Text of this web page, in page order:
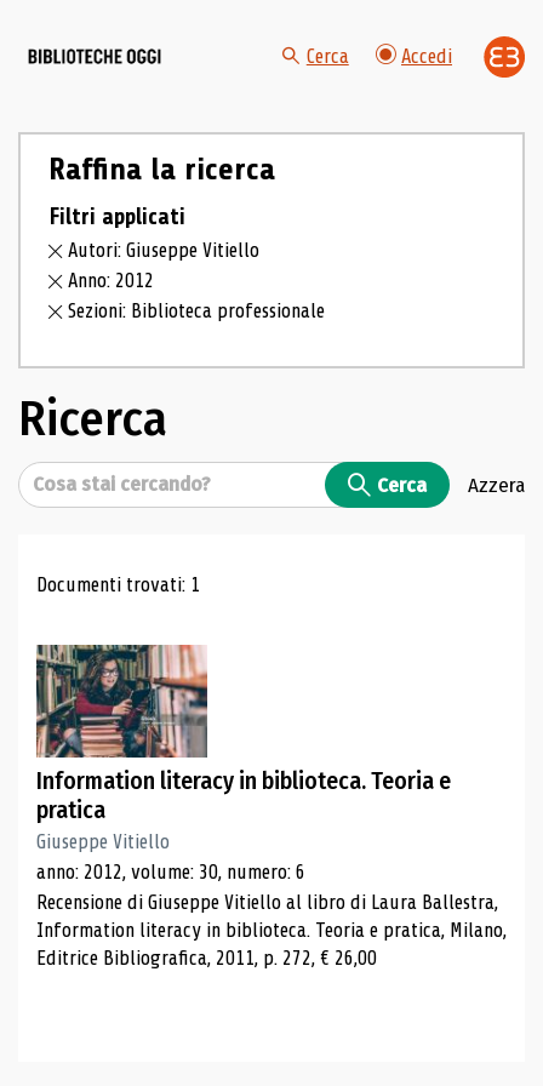
Cerca Accedi
Raffina la ricerca
Filtri applicati
Autori: Giuseppe Vitiello
Anno: 2012
Sezioni: Biblioteca professionale
Ricerca
Cerca Cerca Azzera
Risultati di ricerca
Documenti trovati: 1
Information literacy in biblioteca. Teoria e
pratica
Giuseppe Vitiello
anno: 2012, volume: 30, numero: 6
Recensione di Giuseppe Vitiello al libro di Laura Ballestra,
Information literacy in biblioteca. Teoria e pratica, Milano,
Editrice Bibliografica, 2011, p. 272, € 26,00